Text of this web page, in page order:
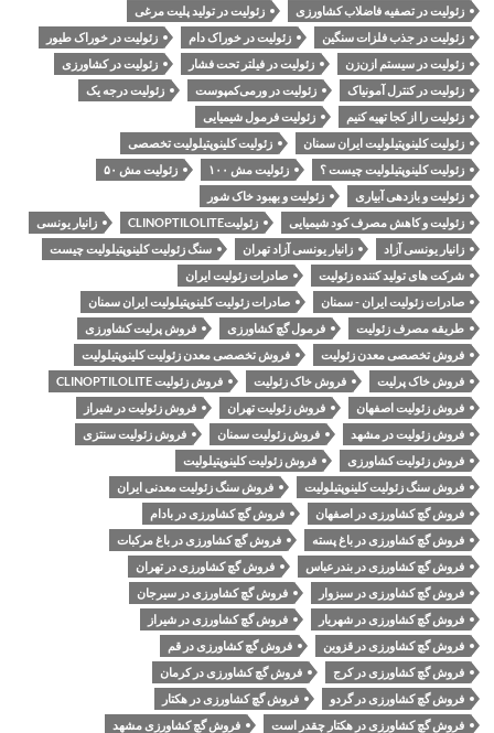
زئولیت در تصفیه فاضلاب کشاورزی
زئولیت در تولید پلیت مرغی
زئولیت در جذب فلزات سنگین
زئولیت در خوراک دام
زئولیت در خوراک طیور
زئولیت در سیستم ازن‌زن
زئولیت در فیلتر تحت فشار
زئولیت در کشاورزی
زئولیت در کنترل آمونیاک
زئولیت در ورمی‌کمپوست
زئولیت درجه یک
زئولیت را از کجا تهیه کنیم
زئولیت فرمول شیمیایی
زئولیت کلینوپتیلولیت ایران سمنان
زئولیت کلینوپتیلولیت تخصصی
زئولیت کلینوپتیلولیت چیست ؟
زئولیت مش ۱۰۰
زئولیت مش ۵۰
زئولیت و بازدهی آبیاری
زئولیت و بهبود خاک شور
زئولیت و کاهش مصرف کود شیمیایی
زئولیتCLINOPTILOLITE
زانیار یونسی
زانیار یونسی آزاد
زانیار یونسی آزاد تهران
سنگ زئولیت کلینوپتیلولیت چیست
شرکت های تولید کننده زئولیت
صادرات زئولیت ایران
صادرات زئولیت ایران - سمنان
صادرات زئولیت کلینوپتیلولیت ایران سمنان
طریقه مصرف زئولیت
فرمول گچ کشاورزی
فروش پرلیت کشاورزی
فروش تخصصی معدن زئولیت
فروش تخصصی معدن زئولیت کلینوپتیلولیت
فروش خاک پرلیت
فروش خاک زئولیت
فروش زئولیت CLINOPTILOLITE
فروش زئولیت اصفهان
فروش زئولیت تهران
فروش زئولیت در شیراز
فروش زئولیت در مشهد
فروش زئولیت سمنان
فروش زئولیت سنتزی
فروش زئولیت کشاورزی
فروش زئولیت کلینوپتیلولیت
فروش سنگ زئولیت کلینوپتیلولیت
فروش سنگ زئولیت معدنی ایران
فروش گچ کشاورزی در اصفهان
فروش گچ کشاورزی در بادام
فروش گچ کشاورزی در باغ پسته
فروش گچ کشاورزی در باغ مرکبات
فروش گچ کشاورزی در بندرعباس
فروش گچ کشاورزی در تهران
فروش گچ کشاورزی در سبزوار
فروش گچ کشاورزی در سیرجان
فروش گچ کشاورزی در شهریار
فروش گچ کشاورزی در شیراز
فروش گچ کشاورزی در قزوین
فروش گچ کشاورزی در قم
فروش گچ کشاورزی در کرج
فروش گچ کشاورزی در کرمان
فروش گچ کشاورزی در گردو
فروش گچ کشاورزی در هکتار
فروش گچ کشاورزی در هکتار چقدر است
فروش گچ کشاورزی مشهد